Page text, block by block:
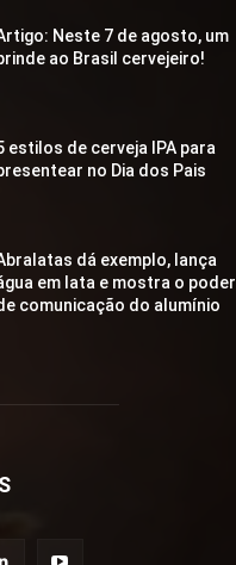
Neste 7 de agosto, um
ao Brasil cervejeiro!
estilos de cerveja IPA para
no Dia dos Pais
dá exemplo, lança
em lata e mostra o poder
comunicação do alumínio